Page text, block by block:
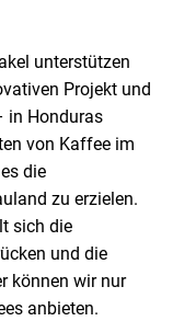
unterstützen
Projekt und
in Honduras
von Kaffee im
die
zu erzielen.
sich die
und die
können wir nur
anbieten.